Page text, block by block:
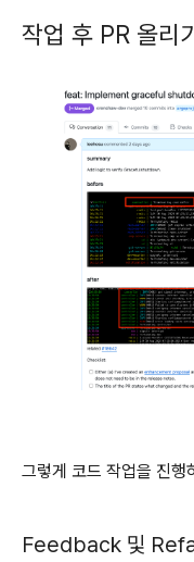
작업 후 PR 올리
그렇게 코드 작업을 진행
Feedback 및